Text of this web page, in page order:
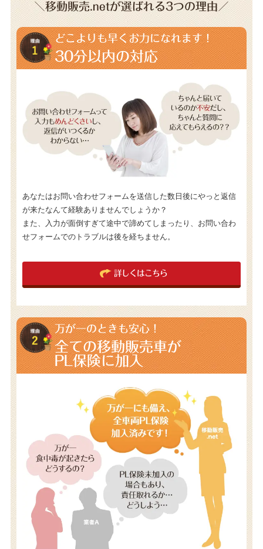
＼移動販売.netが選ばれる3つの理由／
どこよりも早くお力になれます！
30分以内の対応
あなたはお問い合わせフォームを送信した数日後にやっと返信
が来たなんて経験ありませんでしょうか？
また、入力が面倒すぎて途中で諦めてしまったり、お問い合わ
せフォームでのトラブルは後を経ちません。
詳しくはこちら
万が一のときも安心！
全ての移動販売車が
PL保険に加入